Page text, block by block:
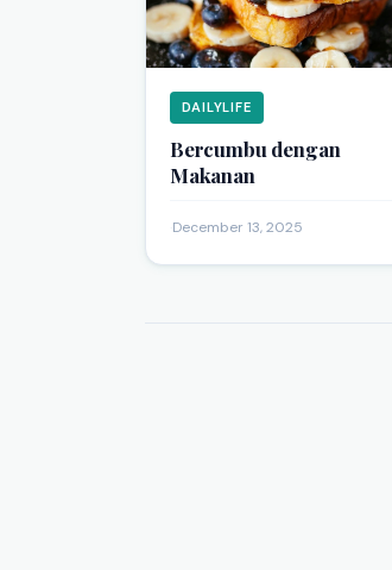
DAILYLIFE
Bercumbu dengan
Makanan
December 13, 2025